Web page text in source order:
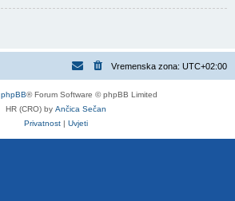
Vremenska zona: UTC+02:00
phpBB® Forum Software © phpBB Limited
HR (CRO) by Ančica Sečan
Privatnost | Uvjeti